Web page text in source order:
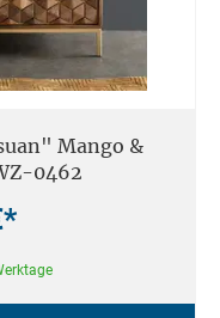
Mango &
0462